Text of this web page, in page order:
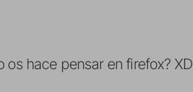
hace pensar en firefox? XD